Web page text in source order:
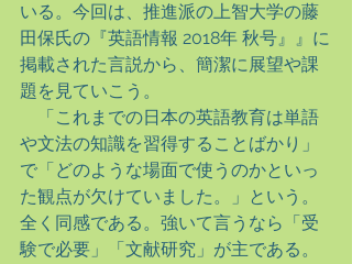
いる。今回は、推進派の上智大学の藤
田保氏の『英語情報 2018年 秋号』』に
掲載された言説から、簡潔に展望や課
題を見ていこう。
「これまでの日本の英語教育は単語
や文法の知識を習得することばかり」
で「どのような場面で使うのかといっ
た観点が欠けていました。」という。
全く同感である。強いて言うなら「受
験で必要」「文献研究」が主である。